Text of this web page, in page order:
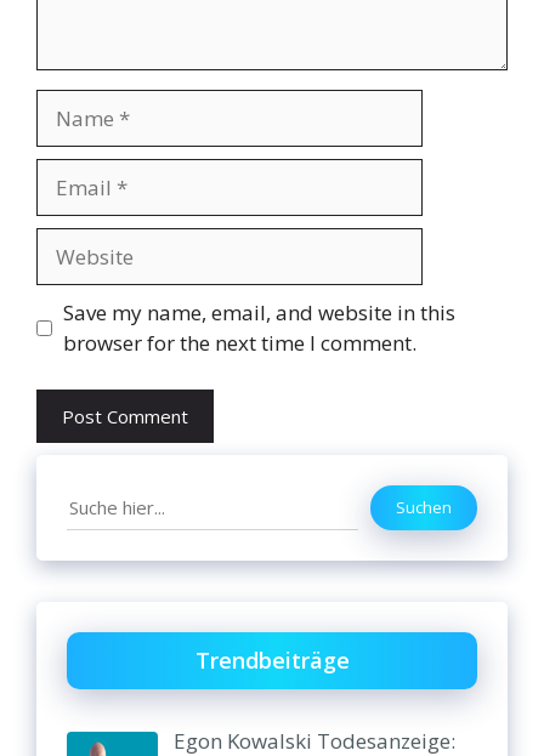
Save my name, email, and website in this
browser for the next time I comment.
Search Suchen
Trendbeiträge
Egon Kowalski Todesanzeige: